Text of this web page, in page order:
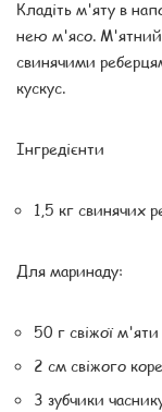
Кладіть м'яту в
нею м'ясо. М'ятний
свинячими
кускус.
Інгредієнти
1,5 кг свинячих
Для маринаду:
50 г свіжої м'яти
2 см свіжого
3 зубчики